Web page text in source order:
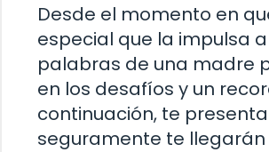
Desde el momento en
especial que la impulsa
palabras de una madre
en los desafíos y un
continuación, te
seguramente te llegarán